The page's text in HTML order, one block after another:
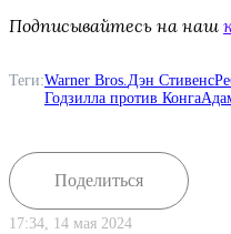
Подписывайтесь на наш
Теги:Warner Bros.Дэн Стивенс
Годзилла против Конга
Поделиться
17:34, 14 мая 2024